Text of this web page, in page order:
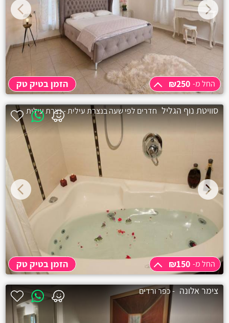
החל מ-
₪250
שעתיים
₪250
הזמן בטיק טק החל מ- ₪250
סוויטת נוף הגליל חדרים לפי שעה בנצרת עילית - נצרת עילית
החל מ-
₪150
שעה
₪150
תוספת שעה
₪50
₪400
הזמן בטיק טק החל מ- ₪150
צימר אלונה - כפר ורדים